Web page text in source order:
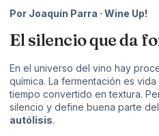
Por Joaquín Parra · Wine Up!
El silencio que da
En el universo del vino hay
química. La fermentación es
tiempo convertido en textura.
silencio y define buena parte
autólisis.